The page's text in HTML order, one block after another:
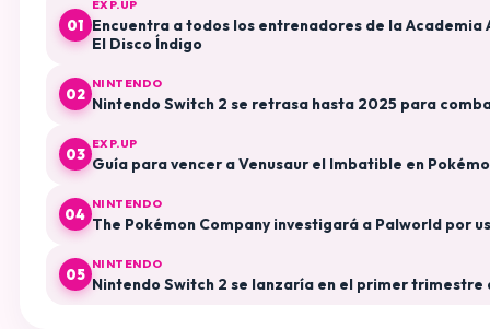
01
EXP.UP
Encuentra a todos los entrenadores de la Academia
El Disco Índigo
02
NINTENDO
Nintendo Switch 2 se retrasa hasta 2025 para
03
EXP.UP
Guía para vencer a Venusaur el Imbatible en
04
NINTENDO
The Pokémon Company investigará a Palworld por
05
NINTENDO
Nintendo Switch 2 se lanzaría en el primer